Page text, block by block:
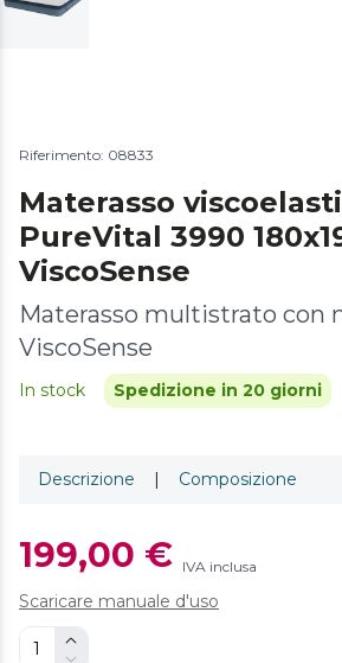
Riferimento: 08833
Materasso
PureVital 3990
ViscoSense
Materasso multistrato con
ViscoSense
In stock Spedizione in 20 giorni
Descrizione | Composizione
199,00 € IVA inclusa
Scaricare manuale d'uso